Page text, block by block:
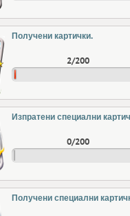
Получени картички.
2/200
Изпратени специални
0/200
Получени специални